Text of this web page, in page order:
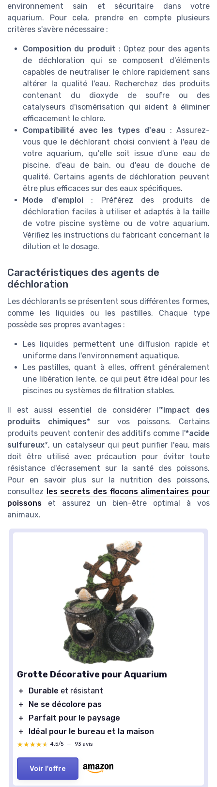
environnement sain et sécuritaire dans votre
aquarium. Pour cela, prendre en compte plusieurs
critères s'avère nécessaire :
Composition du produit : Optez pour des agents
de déchloration qui se composent d'éléments
capables de neutraliser le chlore rapidement sans
altérer la qualité l'eau. Recherchez des produits
contenant du dioxyde de soufre ou des
catalyseurs d'isomérisation qui aident à éliminer
efficacement le chlore.
Compatibilité avec les types d'eau : Assurez-
vous que le déchlorant choisi convient à l'eau de
votre aquarium, qu'elle soit issue d'une eau de
piscine, d'eau de bain, ou d'eau de douche de
qualité. Certains agents de déchloration peuvent
être plus efficaces sur des eaux spécifiques.
Mode d'emploi: Préférez des produits de
déchloration faciles à utiliser et adaptés à la taille
de votre piscine système ou de votre aquarium.
Vérifiez les instructions du fabricant concernant la
dilution et le dosage.
Caractéristiques des agents de
déchloration
Les déchlorants se présentent sous différentes formes,
comme les liquides ou les pastilles. Chaque type
possède ses propres avantages :
Les liquides permettent une diffusion rapide et
uniforme dans l'environnement aquatique.
Les pastilles, quant à elles, offrent généralement
une libération lente, ce qui peut être idéal pour les
piscines ou systèmes de filtration stables.
Il est aussi essentiel de considérer l'*impact des
produits chimiques* sur vos poissons. Certains
produits peuvent contenir des additifs comme l'*acide
sulfureux*, un catalyseur qui peut purifier l'eau, mais
doit être utilisé avec précaution pour éviter toute
résistance d'écrasement sur la santé des poissons.
Pour en savoir plus sur la nutrition des poissons,
consultez
les secrets des flocons alimentaires pour
poissons et assurez un bien-être optimal à vos
animaux.
Grotte Décorative pour Aquarium
＋ Durable et résistant
＋
Ne se décolore pas
＋
Parfait pour le paysage
＋
Idéal pour le bureau et la maison
★★★★★
★★★★★ 4,5/5 — 93 avis
Voir l'offre